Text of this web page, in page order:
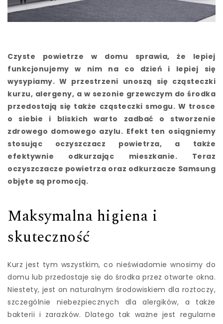
Czyste powietrze w domu sprawia, że lepiej
funkcjonujemy w nim na co dzień i lepiej się
wysypiamy. W przestrzeni unoszą się cząsteczki
kurzu, alergeny, a w sezonie grzewczym do środka
przedostają się także cząsteczki smogu. W trosce
o siebie i bliskich warto zadbać o stworzenie
zdrowego domowego azylu. Efekt ten osiągniemy
stosując oczyszczacz powietrza, a także
efektywnie odkurzając mieszkanie. Teraz
oczyszczacze powietrza oraz odkurzacze Samsung
objęte są promocją.
Maksymalna higiena i
skuteczność
Kurz jest tym wszystkim, co nieświadomie wnosimy do
domu lub przedostaje się do środka przez otwarte okna.
Niestety, jest on naturalnym środowiskiem dla roztoczy,
szczególnie niebezpiecznych dla alergików, a także
bakterii i zarazków. Dlatego tak ważne jest regularne